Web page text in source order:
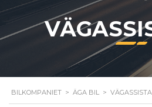
BILKOMPANIET > ÄGA BIL >